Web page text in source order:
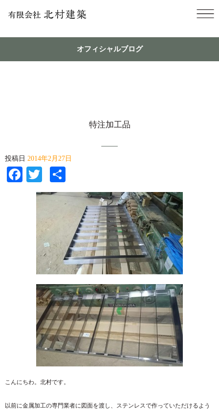
オフィシャルブログ
特注加工品
投稿日 2014年2月27日
Facebook
Twitter
有
こんにちわ。北村です。
以前に金属加工の専門業者に図面を渡し、ステンレスで作っていただけるよう